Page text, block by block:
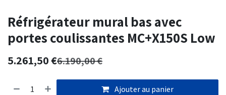
Réfrigérateur mural bas avec
portes coulissantes MC+X150S Low
5.261,50€6.190,00€
Ajouter au panier